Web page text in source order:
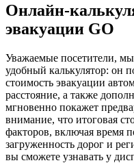
Онлайн-
эвакуации GO
Уважаемые посетители,
удобный калькулятор: он
стоимость эвакуации
расстояние, а также
мгновенно покажет
внимание, что итоговая
факторов, включая время
загруженность дорог и
вы сможете узнавать у